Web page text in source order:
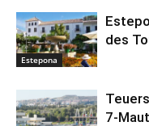
Estepona
des
7-